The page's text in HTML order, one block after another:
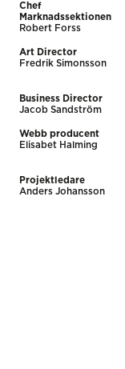
Chef
Marknadssektionen
Robert Forss
Art Director
Fredrik Simonsson
Business Director
Jacob Sandström
Webb producent
Elisabet Halming
Projektledare
Anders Johansson